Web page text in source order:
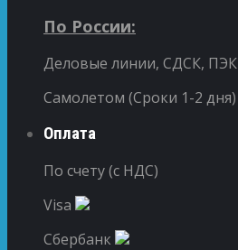
По России:
Деловые линии, СДСК, ПЭК
Самолетом (Сроки 1-2 дня)
Оплата
По счету (с НДС)
Visa
Сбербанк